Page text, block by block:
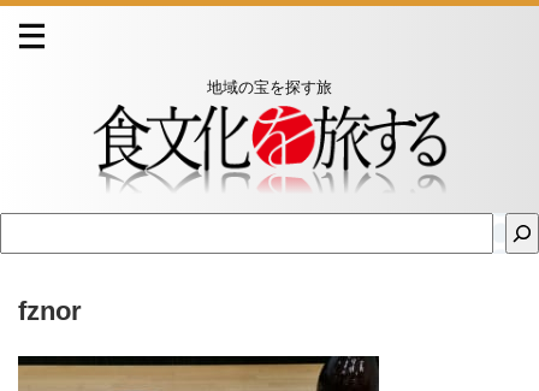
地域の宝を探す旅
fznor